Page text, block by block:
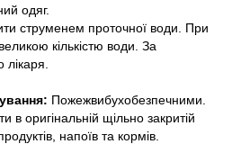
одяг.
струменем проточної води. При
кількістю води. За
лікаря.
Пожежвибухобезпечними.
в оригінальній щільно закритій
напоїв та кормів.